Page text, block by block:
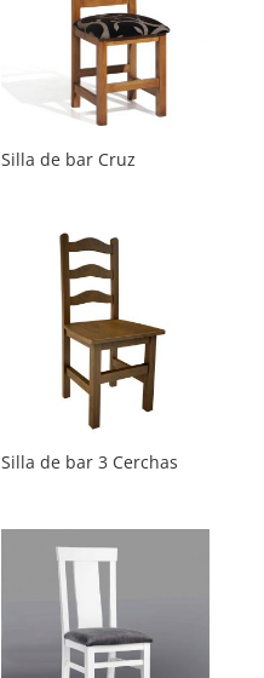
Silla de bar Cruz
Silla de bar 3 Cerchas